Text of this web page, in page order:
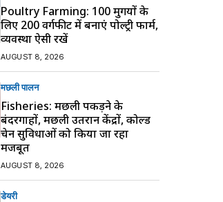
Poultry Farming: 100 मुर्गियों के
लिए 200 वर्गफीट में बनाएं पोल्ट्री फार्म,
व्यवस्था ऐसी रखें
AUGUST 8, 2026
मछली पालन
Fisheries: मछली पकड़ने के
बंदरगाहों, मछली उतरान केंद्रों, कोल्ड
चेन सुविधाओं को किया जा रहा
मजबूत
AUGUST 8, 2026
डेयरी